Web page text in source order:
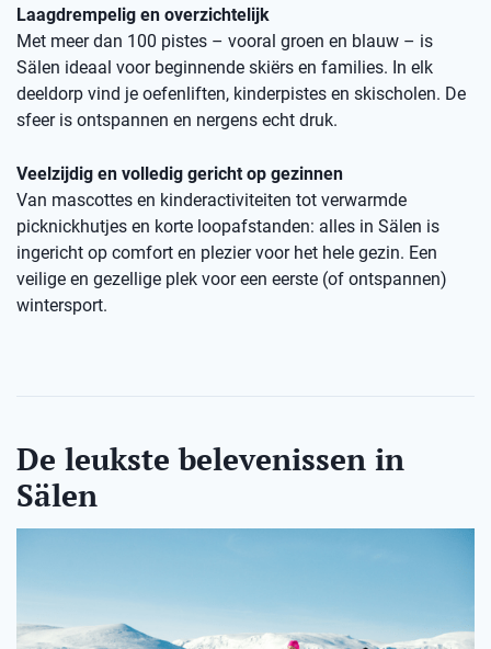
Laagdrempelig en overzichtelijk
Met meer dan 100 pistes – vooral groen en blauw – is
Sälen ideaal voor beginnende skiërs en families. In elk
deeldorp vind je oefenliften, kinderpistes en skischolen. De
sfeer is ontspannen en nergens echt druk.
Veelzijdig en volledig gericht op gezinnen
Van mascottes en kinderactiviteiten tot verwarmde
picknickhutjes en korte loopafstanden: alles in Sälen is
ingericht op comfort en plezier voor het hele gezin. Een
veilige en gezellige plek voor een eerste (of ontspannen)
wintersport.
De leukste belevenissen in
Sälen